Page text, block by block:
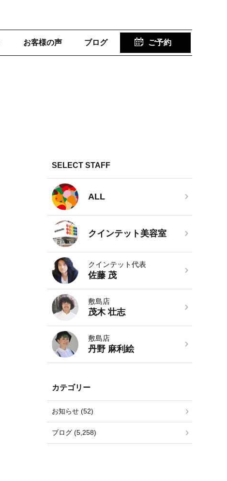
お客様の声 ブログ ご予約
SELECT STAFF
ALL
クインテット美容室
クインテット代表
佐藤 茂
敷島店
茂木 壮志
敷島店
丹野 麻利絵
カテゴリー
お知らせ (52)
ブログ (5,258)